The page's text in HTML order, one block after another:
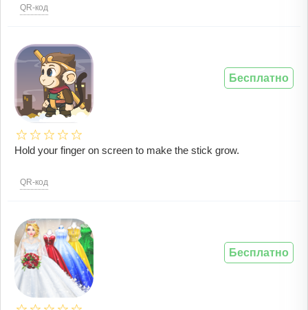
QR-код
Hold your finger on screen to make the stick grow.
QR-код
Бесплатно
Бесплатно